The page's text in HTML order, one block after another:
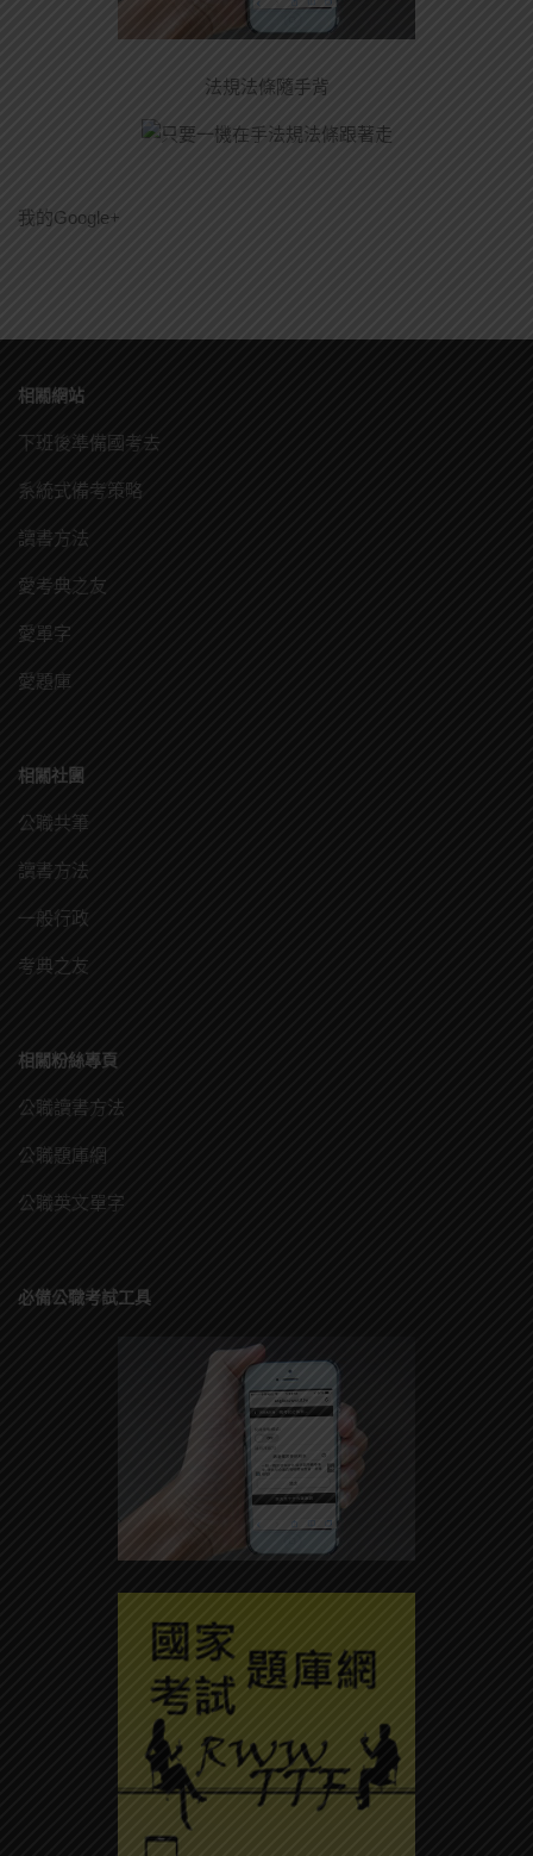
法規法條隨手背
我的Google+
相關網站
下班後準備國考去
系統式備考策略
讀書方法
愛考典之友
愛單字
愛題庫
相關社團
公職共筆
讀書方法
一般行政
考典之友
相關粉絲專頁
公職讀書方法
公職題庫網
公職英文單字
必備公職考試工具